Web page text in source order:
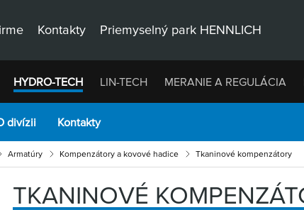
Kontakty Priemyselný park HENNLICH
HYDRO-TECH LIN-TECH MERANIE A REGULÁCIA
divízii Kontakty
Armatúry Kompenzátory a kovové hadice Tkaninové kompenzátory
TKANINOVÉ